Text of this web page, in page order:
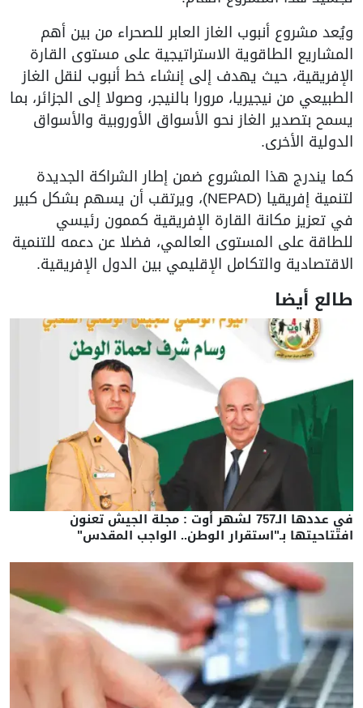
ويُعد مشروع أنبوب الغاز العابر للصحراء من بين أهم
المشاريع الطاقوية الاستراتيجية على مستوى القارة
الإفريقية، حيث يهدف إلى إنشاء خط أنبوب لنقل الغاز
الطبيعي من نيجيريا، مرورا بالنيجر، وصولا إلى الجزائر، بما
يسمح بتصدير الغاز نحو الأسواق الأوروبية والأسواق
الدولية الأخرى.
كما يندرج هذا المشروع ضمن إطار الشراكة الجديدة
لتنمية إفريقيا (NEPAD)، ويرتقب أن يسهم بشكل كبير
في تعزيز مكانة القارة الإفريقية كممون رئيسي
للطاقة على المستوى العالمي، فضلا عن دعمه للتنمية
الاقتصادية والتكامل الإقليمي بين الدول الإفريقية.
طالع أيضا
في عددها الـ757 لشهر أوت : مجلة الجيش تعنون
افتتاحيتها بـ"استقرار الوطن.. الواجب المقدس"